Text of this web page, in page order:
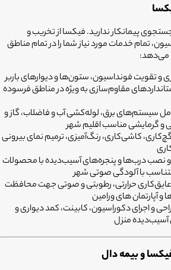
پیمانکار ندارید. فیکسا از تخریب و
تمام خدمات مورد نیاز شما را در تمام مناطق
می‌دهد:
و تقویت فونداسیون، ستون‌ها و دیوارهای باربر
مقاوم‌سازی به ویژه در مناطق فرسوده
سیستم‌های برق، لوله‌کشی آب و فاضلاب، گاز و
گرمایشی مناسب اقلیم شهر
کاشی‌کاری، رنگ‌آمیزی، ترمیم نمای بیرونی
درب‌ها و پنجره‌های آسیب‌دیده با محصولات
با آلودگی صوتی شهر
عایق‌کاری حرارتی، رطوبتی و صوتی جهت محافظت
و آپارتمان های ورامین
و اجرای دکوراسیون، کابینت، کمد دیواری و
آسیب‌دیده منزل
و بیمه دال